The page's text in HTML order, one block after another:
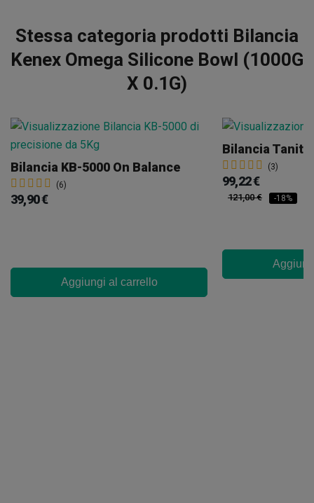
Stessa categoria prodotti Bilancia
Kenex Omega Silicone Bowl (1000G
X 0.1G)
Bilancia KB-5000 On Balance
(6)
39,90 €
Aggiungi al carrello
Bilancia Tanita
(3)
99,22 €
121,00 € -18%